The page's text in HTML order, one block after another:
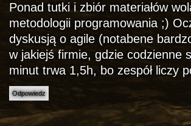
Ponad tutki i zbiór materiałów
metodologii programowania ;)
dyskusją o agile (notabene
w jakiejś firmie, gdzie codzienne
minut trwa 1,5h, bo zespół liczy
Odpowiedz